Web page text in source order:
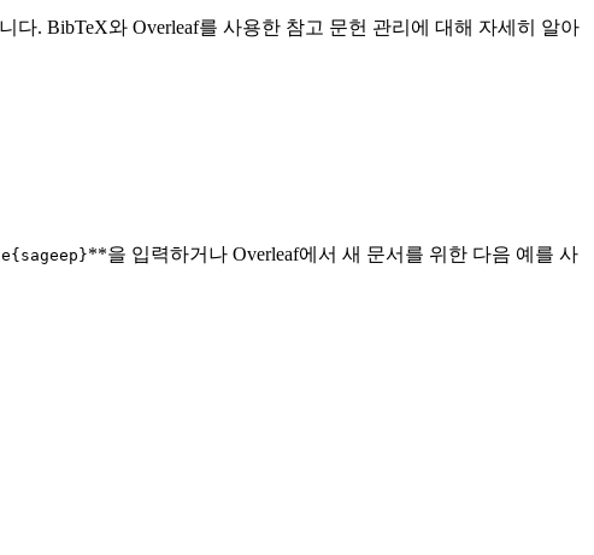
. BibTeX와 Overleaf를 사용한 참고 문헌 관리에 대해 자세히 알아
**을 입력하거나 Overleaf에서 새 문서를 위한 다음 예를 사